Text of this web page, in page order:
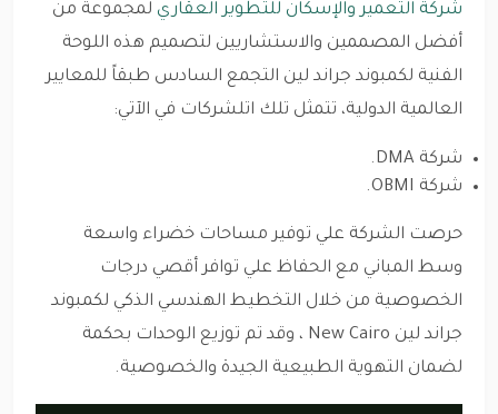
شركة التعمير والإسكان للتطوير العقاري لمجموعة من
أفضل المصممين والاستشاريين لتصميم هذه اللوحة
الفنية لكمبوند جراند لين التجمع السادس طبقاً للمعايير
العالمية الدولية، تتمثل تلك اتلشركات في الآتي:
شركة DMA.
شركة OBMI.
حرصت الشركة علي توفير مساحات خضراء واسعة
وسط المباني مع الحفاظ علي توافر أقصي درجات
الخصوصية من خلال التخطيط الهندسي الذكي لكمبوند
جراند لين New Cairo ، وقد تم توزيع الوحدات بحكمة
لضمان التهوية الطبيعية الجيدة والخصوصية.